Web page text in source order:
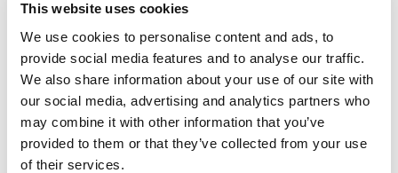
This website uses cookies
We use cookies to personalise content and ads, to
provide social media features and to analyse our traffic.
We also share information about your use of our site with
our social media, advertising and analytics partners who
may combine it with other information that you’ve
provided to them or that they’ve collected from your use
of their services.
de fijación integrados, perfil en T o puntos de fijación
de portaequipajes de instalación personalizada.
Toggle features
Todas las características